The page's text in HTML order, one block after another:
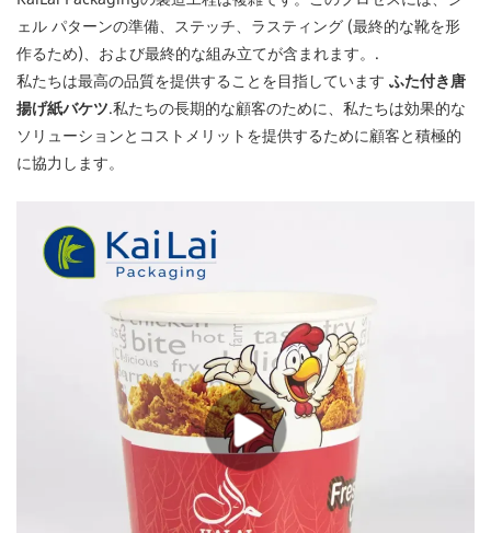
ェル パターンの準備、ステッチ、ラスティング (最終的な靴を形
作るため)、および最終的な組み立てが含まれます。.
私たちは最高の品質を提供することを目指しています ふた付き唐
揚げ紙バケツ.私たちの長期的な顧客のために、私たちは効果的な
ソリューションとコストメリットを提供するために顧客と積極的
に協力します。